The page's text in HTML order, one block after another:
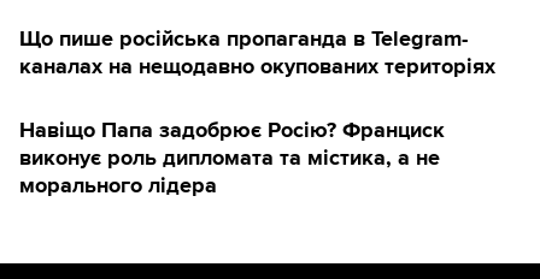
Що пише російська пропаганда в Telegram-
каналах на нещодавно окупованих територіях
Навіщо Папа задобрює Росію? Франциск
виконує роль дипломата та містика, а не
морального лідера